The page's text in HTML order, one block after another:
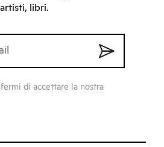
libri.
di accettare la nostra